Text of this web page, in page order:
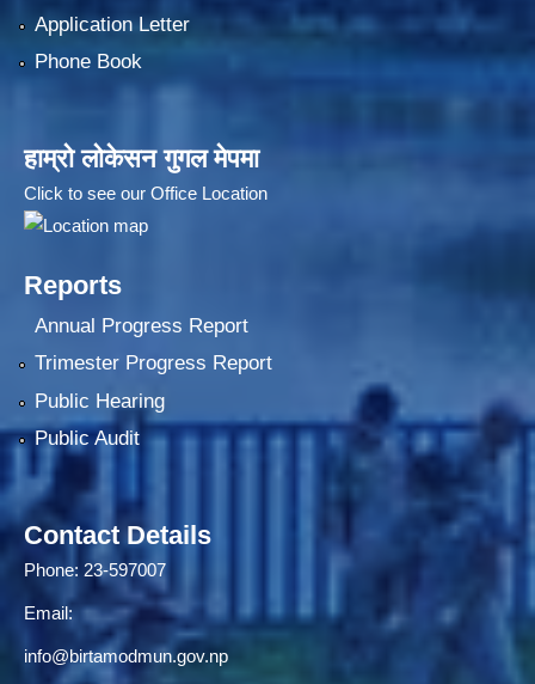
Application Letter
Phone Book
हाम्रो लोकेसन गुगल मेपमा
Click to see our Office Location
Reports
Annual Progress Report
Trimester Progress Report
Public Hearing
Public Audit
Contact Details
Phone: 23-597007
Email:
info@birtamodmun.gov.np